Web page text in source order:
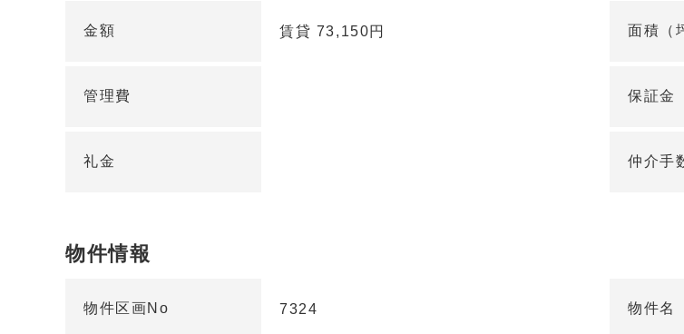
金額 賃貸 73,150円 面積（
管理費 保証金
礼金 仲介手
物件情報
物件区画No 7324 物件名